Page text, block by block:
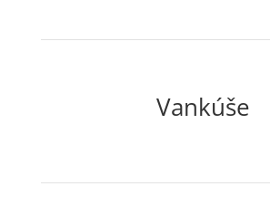
Vankúše